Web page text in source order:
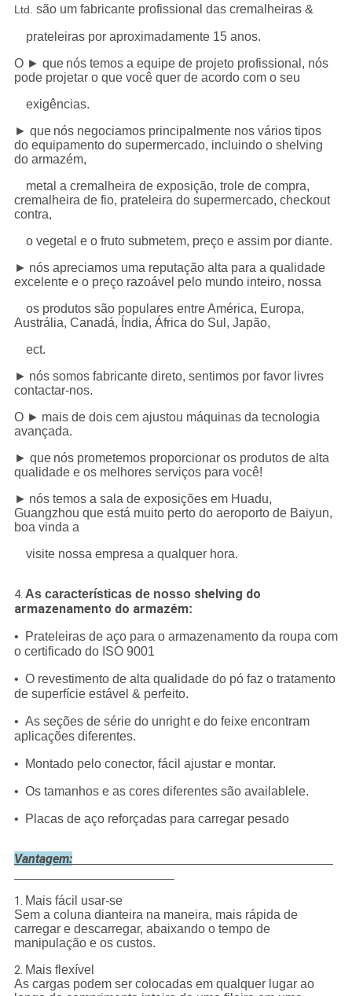
Ltd. são um fabricante profissional das cremalheiras &
prateleiras por aproximadamente 15 anos.
O ► que nós temos a equipe de projeto profissional, nós
pode projetar o que você quer de acordo com o seu
exigências.
► que nós negociamos principalmente nos vários tipos
do equipamento do supermercado, incluindo o shelving
do armazém,
metal a cremalheira de exposição, trole de compra,
cremalheira de fio, prateleira do supermercado, checkout
contra,
o vegetal e o fruto submetem, preço e assim por diante.
► nós apreciamos uma reputação alta para a qualidade
excelente e o preço razoável pelo mundo inteiro, nossa
os produtos são populares entre América, Europa,
Austrália, Canadá, Índia, África do Sul, Japão,
ect.
► nós somos fabricante direto, sentimos por favor livres
contactar-nos.
O ► mais de dois cem ajustou máquinas da tecnologia
avançada.
► que nós prometemos proporcionar os produtos de alta
qualidade e os melhores serviços para você!
► nós temos a sala de exposições em Huadu,
Guangzhou que está muito perto do aeroporto de Baiyun,
boa vinda a
visite nossa empresa a qualquer hora.
4. As características de nosso shelving do
armazenamento do armazém:
• Prateleiras de aço para o armazenamento da roupa com
o certificado do ISO 9001
• O revestimento de alta qualidade do pó faz o tratamento
de superfície estável & perfeito.
• As seções de série do unright e do feixe encontram
aplicações diferentes.
• Montado pelo conector, fácil ajustar e montar.
• Os tamanhos e as cores diferentes são availablele.
• Placas de aço reforçadas para carregar pesado
Vantagem:
1. Mais fácil usar-se
Sem a coluna dianteira na maneira, mais rápida de
carregar e descarregar, abaixando o tempo de
manipulação e os custos.
2. Mais flexível
As cargas podem ser colocadas em qualquer lugar ao